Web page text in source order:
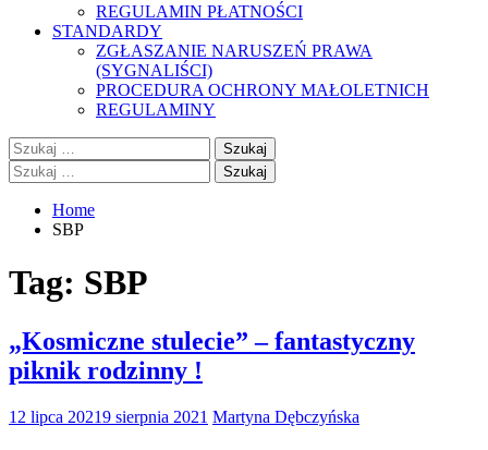
REGULAMIN PŁATNOŚCI
STANDARDY
ZGŁASZANIE NARUSZEŃ PRAWA
(SYGNALIŚCI)
PROCEDURA OCHRONY MAŁOLETNICH
REGULAMINY
Szukaj:
Szukaj:
Home
SBP
Tag: SBP
„Kosmiczne stulecie” – fantastyczny
piknik rodzinny !
12 lipca 20219 sierpnia 2021 Martyna Dębczyńska